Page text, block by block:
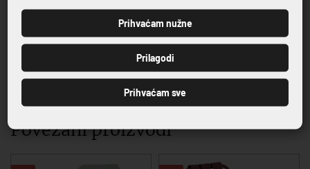
VRHUNSKA KVALITETA PROIZVODA
Povezani proizvodi
PRIJAVI SE
Prihvaćam nužne
Prilagodi
Prihvaćam sve